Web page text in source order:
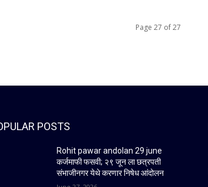
Page 27 of 27
POSTS
Rohit pawar andolan 29 june
कर्जमाफी फसवी; २९ जून ला छत्रपती
संभाजीनगर येथे करणार निषेध आंदोलन